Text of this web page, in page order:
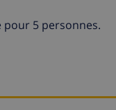
pour 5 personnes.